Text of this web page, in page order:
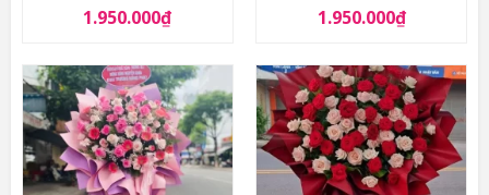
1.950.000₫ 1.950.000₫